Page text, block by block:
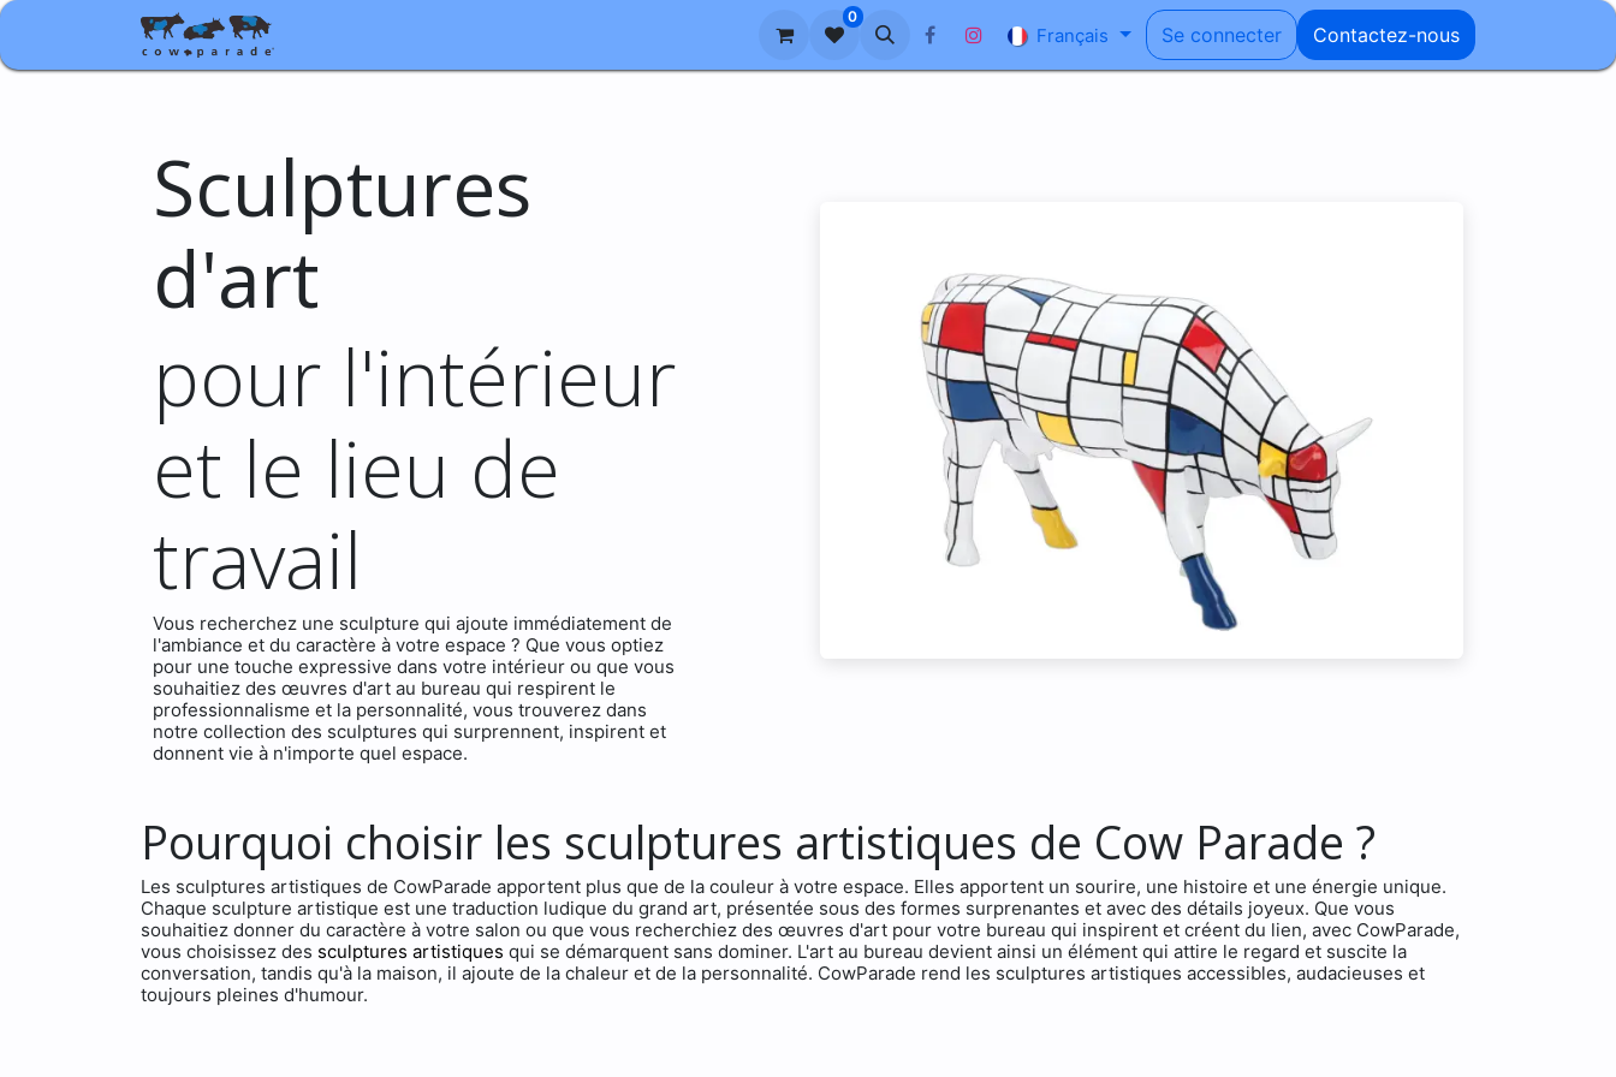
À propos de nous Blog FAQ
0
Français Se connecter Contactez-nous
Sculptures
d'art
pour l'intérieur
et le lieu de
travail
Vous recherchez une sculpture qui ajoute immédiatement de
l'ambiance et du caractère à votre espace ? Que vous optiez
pour une touche expressive dans votre intérieur ou que vous
souhaitiez des œuvres d'art au bureau qui respirent le
professionnalisme et la personnalité, vous trouverez dans
notre collection des sculptures qui surprennent, inspirent et
donnent vie à n'importe quel espace.
Pourquoi choisir les sculptures artistiques de Cow Parade ?
Les sculptures artistiques de CowParade apportent plus que de la couleur à votre espace. Elles apportent un sourire, une histoire et une énergie unique.
Chaque sculpture artistique est une traduction ludique du grand art, présentée sous des formes surprenantes et avec des détails joyeux. Que vous
souhaitiez donner du caractère à votre salon ou que vous recherchiez des œuvres d'art pour votre bureau qui inspirent et créent du lien, avec CowParade,
vous choisissez des sculptures artistiques qui se démarquent sans dominer. L'art au bureau devient ainsi un élément qui attire le regard et suscite la
conversation, tandis qu'à la maison, il ajoute de la chaleur et de la personnalité. CowParade rend les sculptures artistiques accessibles, audacieuses et
toujours pleines d'humour.